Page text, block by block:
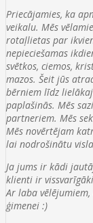
Priecājamies, ka
veikalu. Mēs
rotaļlietas par
nepieciešamas
svētkos, ciemos,
mazos. Šeit jūs
bērniem līdz
paplašinās. Mēs
partneriem. Mēs
Mēs novērtējam
lai nodrošinātu
Ja jums ir kādi
klienti ir
Ar laba
ģimenei :)